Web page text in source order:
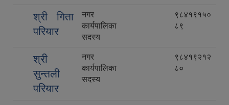
श्री गिता
परियार
नगर
कार्यपालिका
सदस्य
९८४१९१५०
८९
श्री
सुन्तली
परियार
नगर
कार्यपालिका
सदस्य
९८४१९२१२
८०